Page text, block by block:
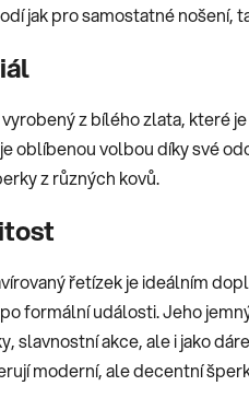
jak pro samostatné nošení,
vyrobený z bílého zlata, které
oblíbenou volbou díky své
z různých kovů.
řetízek je ideálním
formální události. Jeho
slavnostní akce, ale i jako
moderní, ale decentní